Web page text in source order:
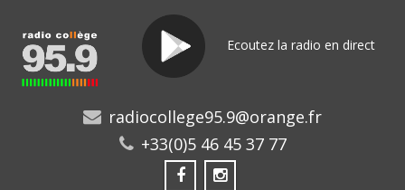
Ecoutez la radio en direct
radiocollege95.9@orange.fr
+33(0)5 46 45 37 77